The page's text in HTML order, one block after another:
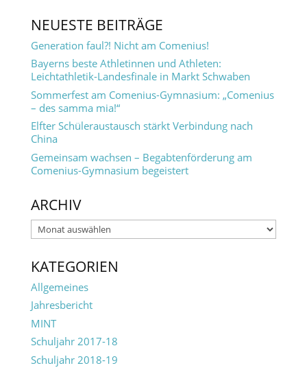
NEUESTE BEITRÄGE
Generation faul?! Nicht am Comenius!
Bayerns beste Athletinnen und Athleten:
Leichtathletik-Landesfinale in Markt Schwaben
Sommerfest am Comenius-Gymnasium: „Comenius
– des samma mia!“
Elfter Schüleraustausch stärkt Verbindung nach
China
Gemeinsam wachsen – Begabtenförderung am
Comenius-Gymnasium begeistert
ARCHIV
Archiv
KATEGORIEN
Allgemeines
Jahresbericht
MINT
Schuljahr 2017-18
Schuljahr 2018-19